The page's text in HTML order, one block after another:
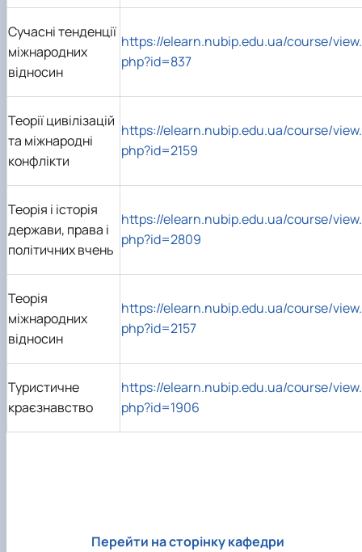
Сучасні тенденції
міжнародних
відносин
https://elearn.nubip.edu.ua/course/view.
php?id=837
Теорії цивілізацій
та міжнародні
конфлікти
https://elearn.nubip.edu.ua/course/view.
php?id=2159
Теорія і історія
держави, права і
політичних вчень
https://elearn.nubip.edu.ua/course/view.
php?id=2809
Теорія
міжнародних
відносин
https://elearn.nubip.edu.ua/course/view.
php?id=2157
Туристичне
краєзнавство
https://elearn.nubip.edu.ua/course/view.
php?id=1906
Перейти на сторінку кафедри